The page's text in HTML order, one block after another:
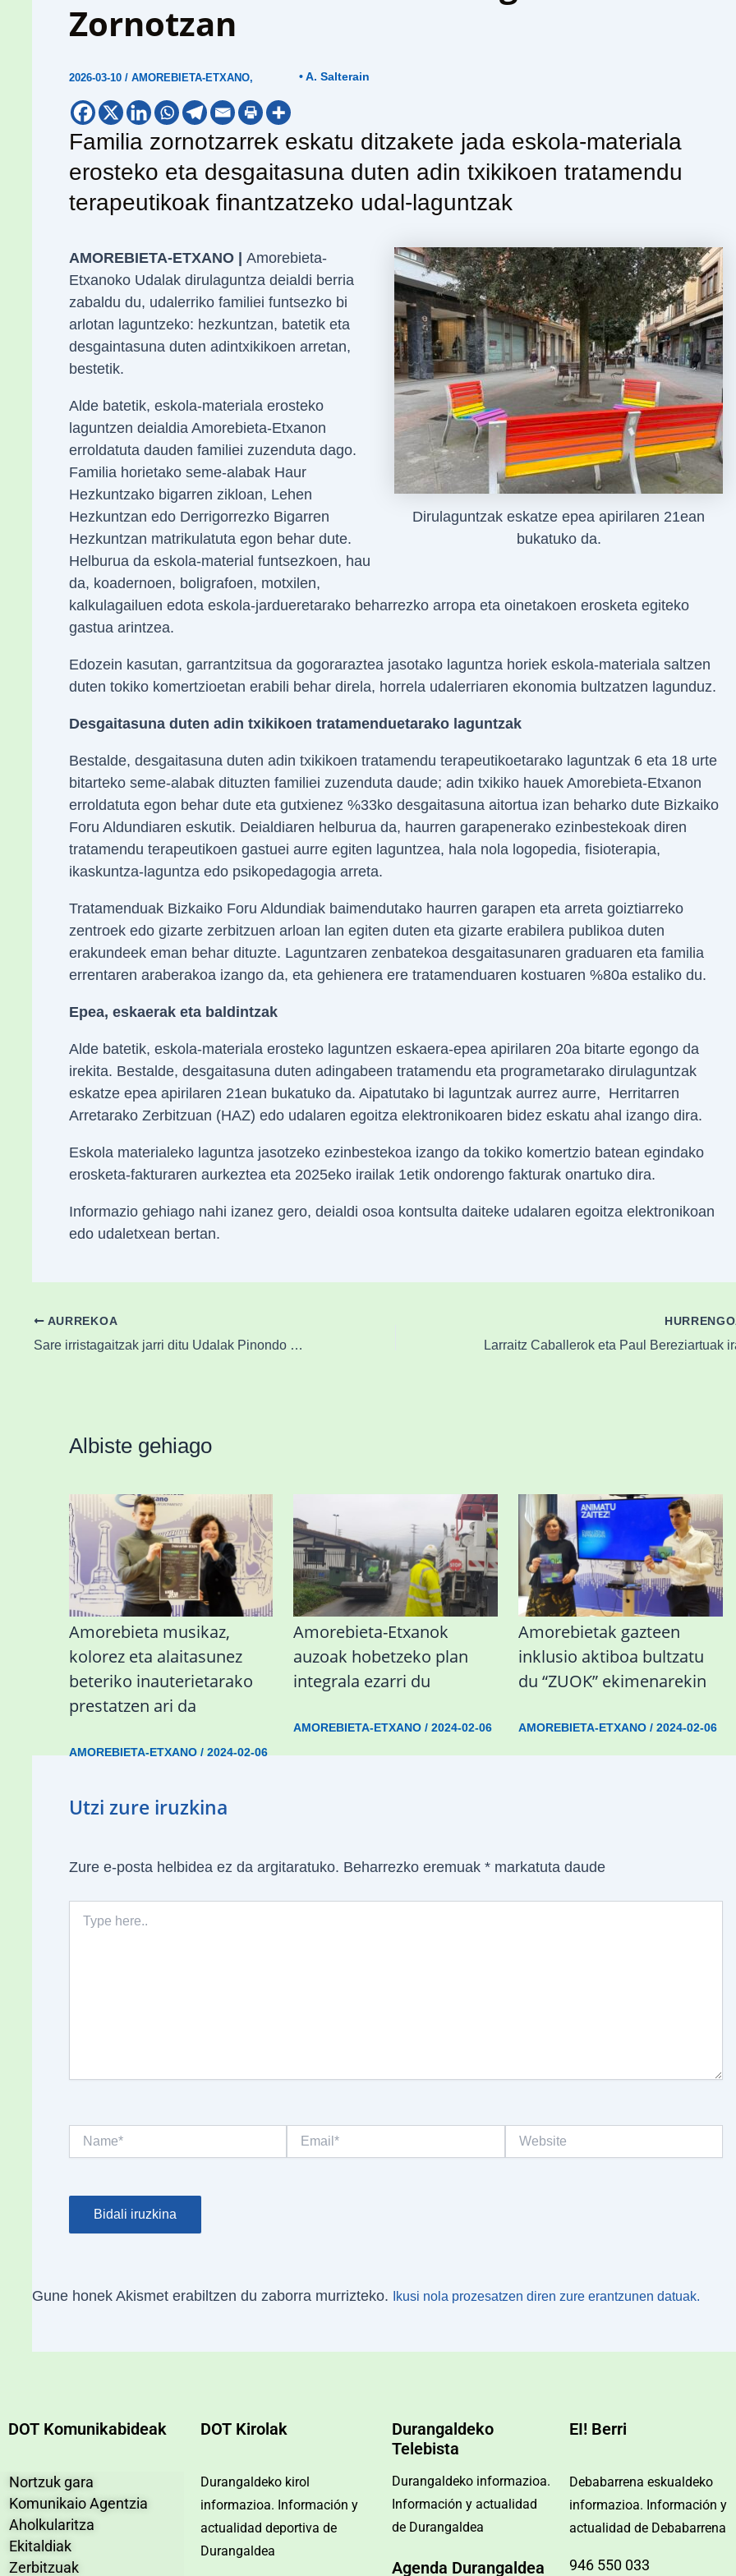
Zornotzan
2026-03-10 / AMOREBIETA-ETXANO, • A. Salterain
Familia zornotzarrek eskatu ditzakete jada eskola-materiala
erosteko eta desgaitasuna duten adin txikikoen tratamendu
terapeutikoak finantzatzeko udal-laguntzak
Dirulaguntzak eskatze epea apirilaren 21ean
bukatuko da.
AMOREBIETA-ETXANO | Amorebieta-
Etxanoko Udalak dirulaguntza deialdi berria
zabaldu du, udalerriko familiei funtsezko bi
arlotan laguntzeko: hezkuntzan, batetik eta
desgaintasuna duten adintxikikoen arretan,
bestetik.
Alde batetik, eskola-materiala erosteko
laguntzen deialdia Amorebieta-Etxanon
erroldatuta dauden familiei zuzenduta dago.
Familia horietako seme-alabak Haur
Hezkuntzako bigarren zikloan, Lehen
Hezkuntzan edo Derrigorrezko Bigarren
Hezkuntzan matrikulatuta egon behar dute.
Helburua da eskola-material funtsezkoen, hau
da, koadernoen, boligrafoen, motxilen,
kalkulagailuen edota eskola-jardueretarako beharrezko arropa eta oinetakoen erosketa egiteko
gastua arintzea.
Edozein kasutan, garrantzitsua da gogoraraztea jasotako laguntza horiek eskola-materiala saltzen
duten tokiko komertzioetan erabili behar direla, horrela udalerriaren ekonomia bultzatzen lagunduz.
Desgaitasuna duten adin txikikoen tratamenduetarako laguntzak
Bestalde, desgaitasuna duten adin txikikoen tratamendu terapeutikoetarako laguntzak 6 eta 18 urte
bitarteko seme-alabak dituzten familiei zuzenduta daude; adin txikiko hauek Amorebieta-Etxanon
erroldatuta egon behar dute eta gutxienez %33ko desgaitasuna aitortua izan beharko dute Bizkaiko
Foru Aldundiaren eskutik. Deialdiaren helburua da, haurren garapenerako ezinbestekoak diren
tratamendu terapeutikoen gastuei aurre egiten laguntzea, hala nola logopedia, fisioterapia,
ikaskuntza-laguntza edo psikopedagogia arreta.
Tratamenduak Bizkaiko Foru Aldundiak baimendutako haurren garapen eta arreta goiztiarreko
zentroek edo gizarte zerbitzuen arloan lan egiten duten eta gizarte erabilera publikoa duten
erakundeek eman behar dituzte. Laguntzaren zenbatekoa desgaitasunaren graduaren eta familia
errentaren araberakoa izango da, eta gehienera ere tratamenduaren kostuaren %80a estaliko du.
Epea, eskaerak eta baldintzak
Alde batetik, eskola-materiala erosteko laguntzen eskaera-epea apirilaren 20a bitarte egongo da
irekita. Bestalde, desgaitasuna duten adingabeen tratamendu eta programetarako dirulaguntzak
eskatze epea apirilaren 21ean bukatuko da. Aipatutako bi laguntzak aurrez aurre, Herritarren
Arretarako Zerbitzuan (HAZ) edo udalaren egoitza elektronikoaren bidez eskatu ahal izango dira.
Eskola materialeko laguntza jasotzeko ezinbestekoa izango da tokiko komertzio batean egindako
erosketa-fakturaren aurkeztea eta 2025eko irailak 1etik ondorengo fakturak onartuko dira.
Informazio gehiago nahi izanez gero, deialdi osoa kontsulta daiteke udalaren egoitza elektronikoan
edo udaletxean bertan.
AURREKOA
Sare irristagaitzak jarri ditu Udalak Pinondo eta Intxaurrondoko oinezkoentzako pasabideetan
Albiste gehiago
Amorebieta musikaz,
kolorez eta alaitasunez
beteriko inauterietarako
prestatzen ari da
AMOREBIETA-ETXANO/ 2024-02-06
Amorebieta-Etxanok
auzoak hobetzeko plan
integrala ezarri du
AMOREBIETA-ETXANO /2024-02-06
Amorebietak gazteen
inklusio aktiboa bultzatu
du “ZUOK” ekimenarekin
AMOREBIETA-ETXANO /2024-02-06
Utzi zure iruzkina
Zure e-posta helbidea ez da argitaratuko. Beharrezko eremuak *markatuta daude
here..
Gune honek Akismet erabiltzen du zaborra murrizteko. Ikusi nola prozesatzen diren zure erantzunen datuak.
DOT Komunikabideak
Nortzuk gara
Komunikaio Agentzia
Aholkularitza
Ekitaldiak
Zerbitzuak
DOT Kirolak
Durangaldeko kirol
informazioa. Información y
actualidad deportiva de
Durangaldea
Durangaldeko
Telebista
Durangaldeko informazioa.
Información y actualidad
de Durangaldea
Agenda Durangaldea
EI! Berri
Debabarrena eskualdeko
informazioa. Información y
actualidad de Debabarrena
946 550 033